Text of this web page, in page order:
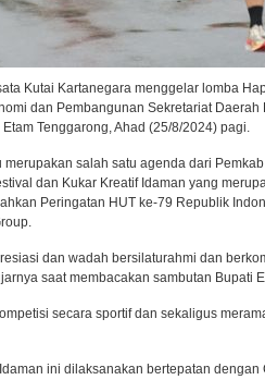
Kutai Kartanegara menggelar lomba
dan Pembangunan Sekretariat
Tenggarong, Ahad (25/8/2024) pagi.
salah satu agenda dari
dan Kukar Kreatif Idaman yang
Peringatan HUT ke-79 Republik
dan wadah bersilaturahmi dan
saat membacakan sambutan Bupati
secara sportif dan sekaligus
ini dilaksanakan bertepatan dengan